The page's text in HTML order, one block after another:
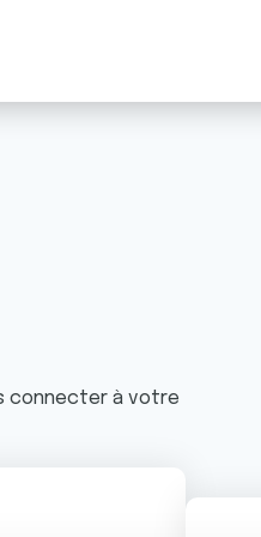
connecter à votre